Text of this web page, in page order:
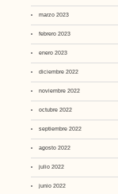
marzo 2023
febrero 2023
enero 2023
diciembre 2022
noviembre 2022
octubre 2022
septiembre 2022
agosto 2022
julio 2022
junio 2022